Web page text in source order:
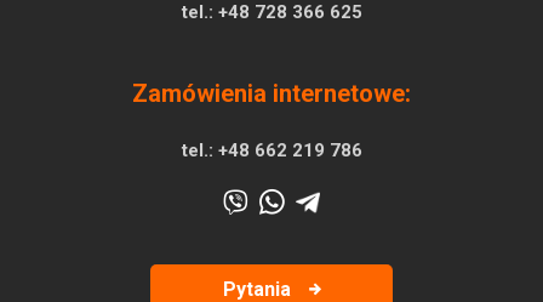
tel.: +48 728 366 625
Zamówienia internetowe:
tel.: +48 662 219 786
Pytania